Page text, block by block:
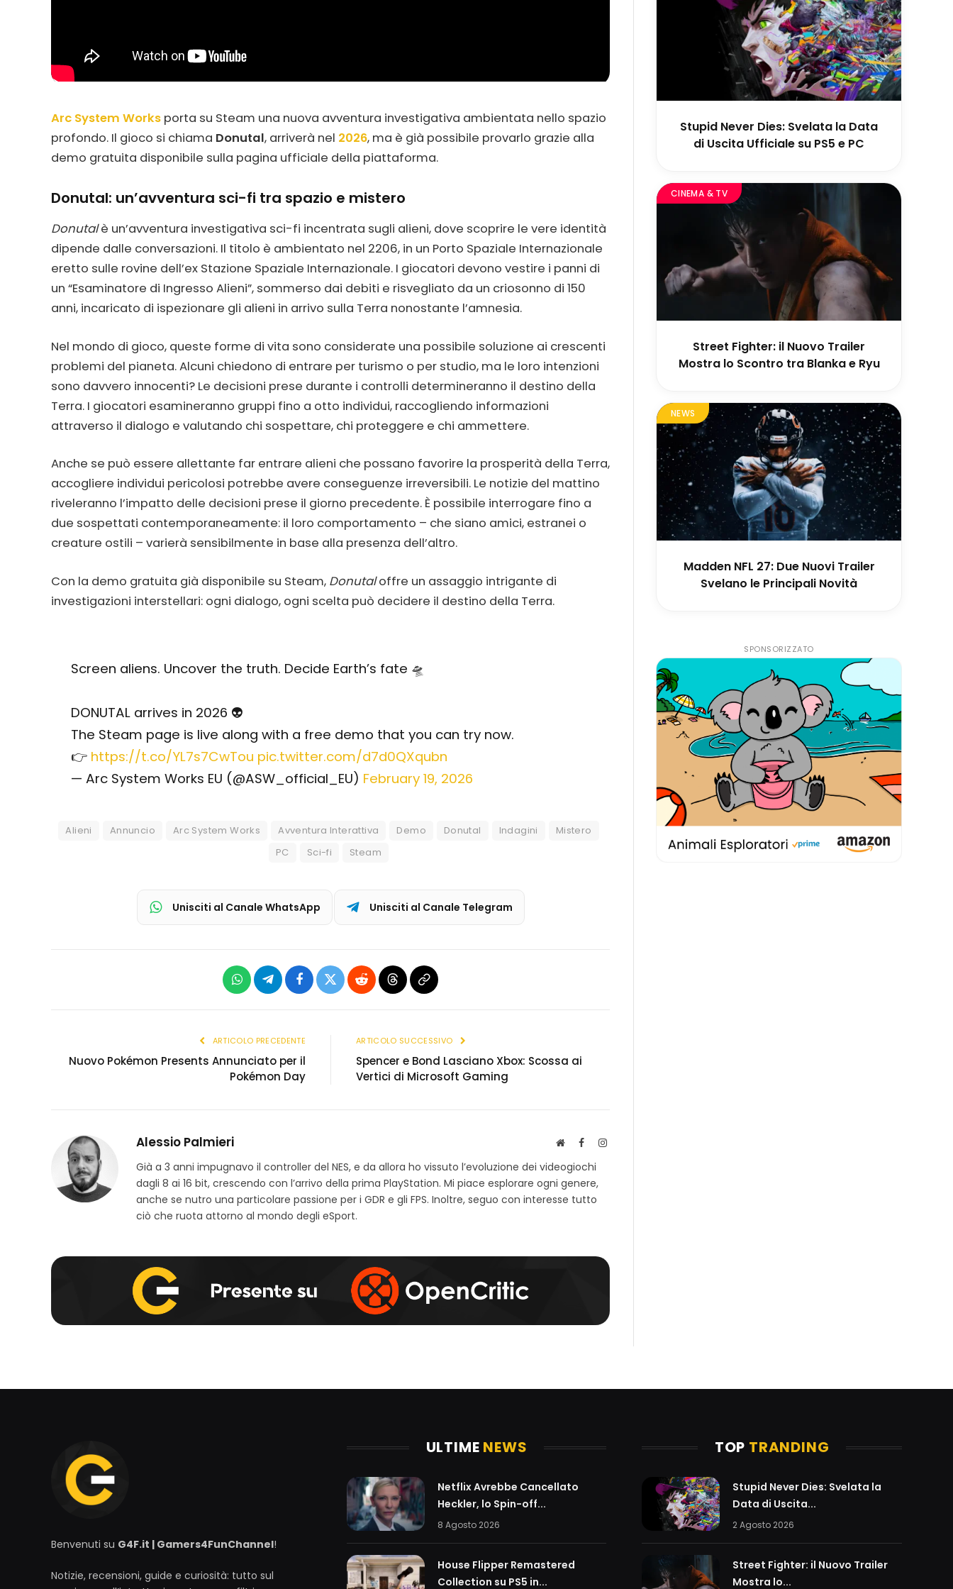
Arc System Works porta su Steam una nuova avventura investigativa ambientata nello spazio
profondo. Il gioco si chiama Donutal, arriverà nel 2026, ma è già possibile provarlo grazie alla
demo gratuita disponibile sulla pagina ufficiale della piattaforma.
Donutal: un’avventura sci-fi tra spazio e mistero
Donutalè un’avventura investigativa sci-fi incentrata sugli alieni, dove scoprire le vere identità
dipende dalle conversazioni. Il titolo è ambientato nel 2206, in un Porto Spaziale Internazionale
eretto sulle rovine dell’ex Stazione Spaziale Internazionale. I giocatori devono vestire i panni di
un “Esaminatore di Ingresso Alieni”, sommerso dai debiti e risvegliato da un criosonno di 150
anni, incaricato di ispezionare gli alieni in arrivo sulla Terra nonostante l’amnesia.
Nel mondo di gioco, queste forme di vita sono considerate una possibile soluzione ai crescenti
problemi del pianeta. Alcuni chiedono di entrare per turismo o per studio, ma le loro intenzioni
sono davvero innocenti? Le decisioni prese durante i controlli determineranno il destino della
Terra. I giocatori esamineranno gruppi fino a otto individui, raccogliendo informazioni
attraverso il dialogo e valutando chi sospettare, chi proteggere e chi ammettere.
Anche se può essere allettante far entrare alieni che possano favorire la prosperità della Terra,
accogliere individui pericolosi potrebbe avere conseguenze irreversibili. Le notizie del mattino
riveleranno l’impatto delle decisioni prese il giorno precedente. È possibile interrogare fino a
due sospettati contemporaneamente: il loro comportamento – che siano amici, estranei o
creature ostili – varierà sensibilmente in base alla presenza dell’altro.
Con la demo gratuita già disponibile su Steam, Donutaloffre un assaggio intrigante di
investigazioni interstellari: ogni dialogo, ogni scelta può decidere il destino della Terra.
Screen aliens. Uncover the truth. Decide Earth’s fate 🛸
DONUTAL arrives in 2026 👽
The Steam page is live along with a free demo that you can try now.
👉 https://t.co/YL7s7CwTou pic.twitter.com/d7d0QXqubn
— Arc System Works EU (@ASW_official_EU) February 19, 2026
Alieni Annuncio Arc System Works Avventura Interattiva Demo Donutal Indagini
Mistero
PC
Sci-fi Steam
Unisciti al Canale WhatsApp Unisciti al Canale Telegram
WhatsAppTelegramFacebook
X
Reddit ThreadsCopia
ARTICOLO PRECEDENTE
Nuovo Pokémon Presents Annunciato per il
Pokémon Day
ARTICOLO SUCCESSIVO
Spencer e Bond Lasciano Xbox: Scossa ai
Vertici di Microsoft Gaming
Alessio Palmieri
S
t
o
w
F
c
e
b
I
Già a 3 anni impugnavo il controller del NES, e da allora ho vissuto l’evoluzione dei videogiochi
dagli 8 ai 16 bit, crescendo con l’arrivo della prima PlayStation. Mi piace esplorare ogni genere,
anche se nutro una particolare passione per i GDR e gli FPS. Inoltre, seguo con interesse tutto
ciò che ruota attorno al mondo degli eSport.
Stupid Never Dies: Svelata la Data
di Uscita Ufficiale su PS5 e PC
CINEMA & TV
Street Fighter: il Nuovo Trailer
Mostra lo Scontro tra Blanka e Ryu
NEWS
Madden NFL 27: Due Nuovi Trailer
Svelano le Principali Novità
SPONSORIZZATO
Benvenuti su G4F.it | Gamers4FunChannel!
Notizie, recensioni, guide e curiosità: tutto sul
ULTIME NEWS
Netflix Avrebbe Cancellato
Heckler, lo Spin-off...
8 Agosto 2026
House Flipper Remastered
Collection su PS5 in...
TOP TRANDING
Stupid Never Dies: Svelata la
Data di Uscita...
2 Agosto 2026
Street Fighter: il Nuovo Trailer
Mostra lo...